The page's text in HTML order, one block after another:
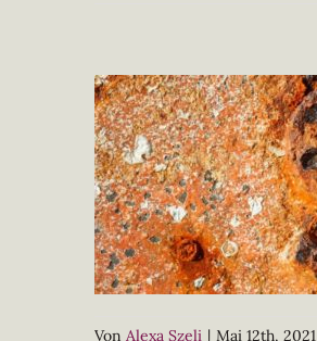
Von Alexa Szeli | Mai 12th, 2021